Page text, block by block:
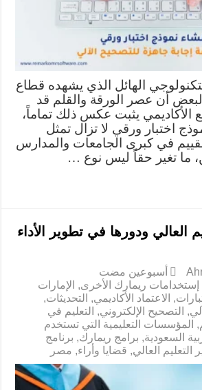
الهائل الذي يشهده قطاع
أن عصر الورقة والقلم قد
الأكاديمي يثبت عكس ذلك تماماً،
اختبار ورقي لا تزال تمثل
في كبرى الجامعات والمدارس
ما تغير حقاً ليس نوع …
العالي ودورها في تطوير الأداء
‏أسبوعين مضت
إستخدامات ريمارك الأخرى, الإمارات
, الاعتماد الأكاديمي, التحديثات,
, التصحيح الإلكتروني, التعليم في
, المؤسسات التعليمية التي تستخدم
السعودية, برامج ريمارك, برنامج
التعليم العالي, قضايا وأراء, مصر